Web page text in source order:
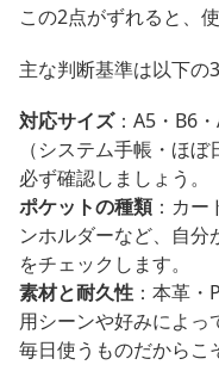
この2点がずれると、
主な判断基準は以下の3
対応サイズ：A5・B6
（システム手帳・ほ
必ず確認しましょう。
ポケットの種類：カー
ンホルダーなど、自
をチェックします。
素材と耐久性 ：本革
用シーンや好みによっ
毎日使うものだからこ